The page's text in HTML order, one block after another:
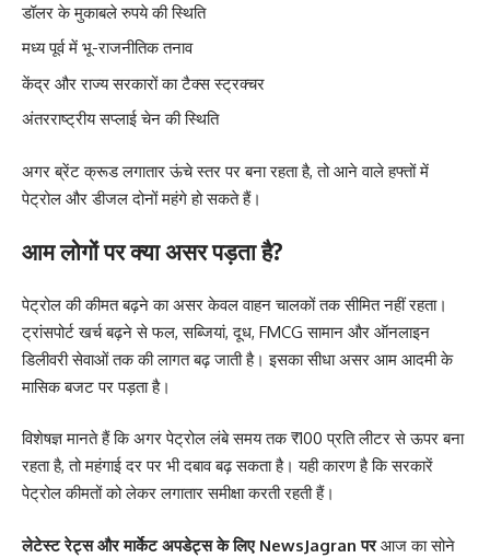
डॉलर के मुकाबले रुपये की स्थिति
मध्य पूर्व में भू-राजनीतिक तनाव
केंद्र और राज्य सरकारों का टैक्स स्ट्रक्चर
अंतरराष्ट्रीय सप्लाई चेन की स्थिति
अगर ब्रेंट क्रूड लगातार ऊंचे स्तर पर बना रहता है, तो आने वाले हफ्तों में
पेट्रोल और डीजल दोनों महंगे हो सकते हैं।
आम लोगों पर क्या असर पड़ता है?
पेट्रोल की कीमत बढ़ने का असर केवल वाहन चालकों तक सीमित नहीं रहता।
ट्रांसपोर्ट खर्च बढ़ने से फल, सब्जियां, दूध, FMCG सामान और ऑनलाइन
डिलीवरी सेवाओं तक की लागत बढ़ जाती है। इसका सीधा असर आम आदमी के
मासिक बजट पर पड़ता है।
विशेषज्ञ मानते हैं कि अगर पेट्रोल लंबे समय तक ₹100 प्रति लीटर से ऊपर बना
रहता है, तो महंगाई दर पर भी दबाव बढ़ सकता है। यही कारण है कि सरकारें
पेट्रोल कीमतों को लेकर लगातार समीक्षा करती रहती हैं।
लेटेस्ट रेट्स और मार्केट अपडेट्स के लिए NewsJagran पर आज का सोने